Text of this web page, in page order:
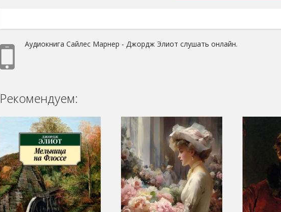
Аудиокнига Сайлес Марнер - Джордж Элиот слушать онлайн.
Рекомендуем: